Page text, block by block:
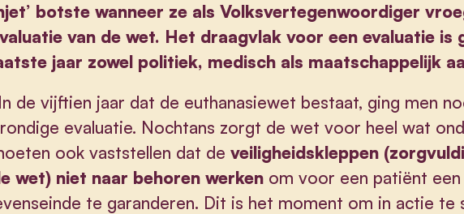
botste wanneer ze als Volksvertegenwoordiger
van de wet. Het draagvlak voor een evaluatie is
jaar zowel politiek, medisch als maatschappelijk
de vijftien jaar dat de euthanasiewet bestaat, ging men
evaluatie. Nochtans zorgt de wet voor heel wat
ook vaststellen dat de veiligheidskleppen
wet) niet naar behoren werken om voor een patiënt
te garanderen. Dit is het moment om in actie te